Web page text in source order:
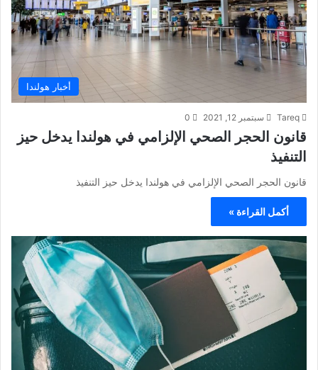
أخبار هولندا
Tareq سبتمبر 12, 2021 0
قانون الحجر الصحي الإلزامي في هولندا يدخل حيز
التنفيذ
قانون الحجر الصحي الإلزامي في هولندا يدخل حيز التنفيذ
أكمل القراءة »